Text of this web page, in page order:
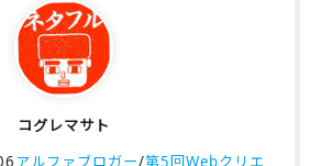
コグレマサト
アルファブロガー/第5回Webクリエ